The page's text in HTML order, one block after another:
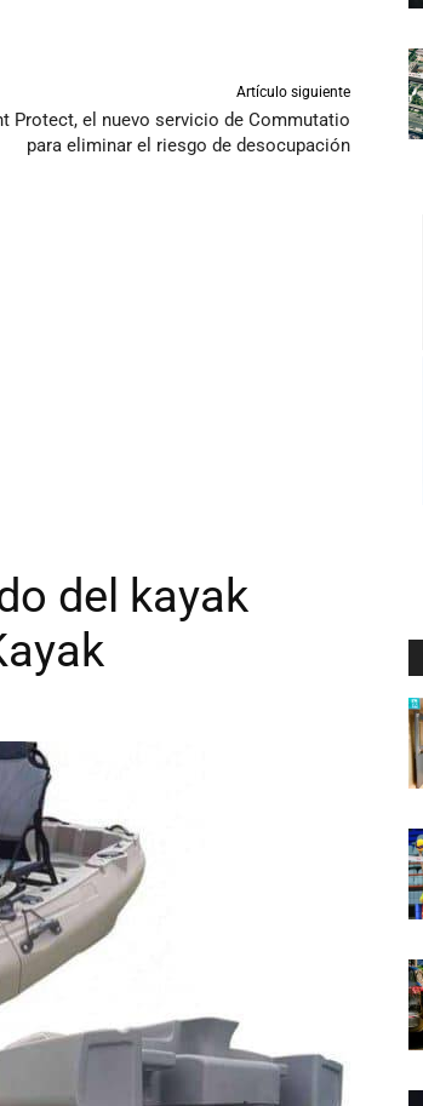
Artículo siguiente
Protect, el nuevo servicio de Commutatio
para eliminar el riesgo de desocupación
del kayak